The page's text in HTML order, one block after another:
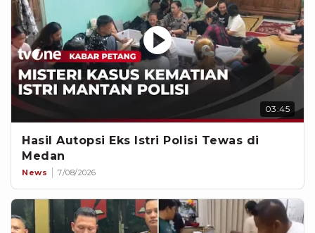
03:45
Hasil Autopsi Eks Istri Polisi Tewas di
Medan
News 7/08/2026